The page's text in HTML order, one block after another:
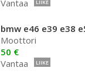
Vantaa
LIIKE
bmw e46 e39 e38
Moottori
50 €
Vantaa
LIIKE